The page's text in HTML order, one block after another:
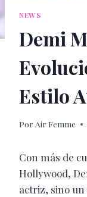
NEWS
Demi
Estilo
Por Air Femme
Con más de
Hollywood,
actriz, sino un